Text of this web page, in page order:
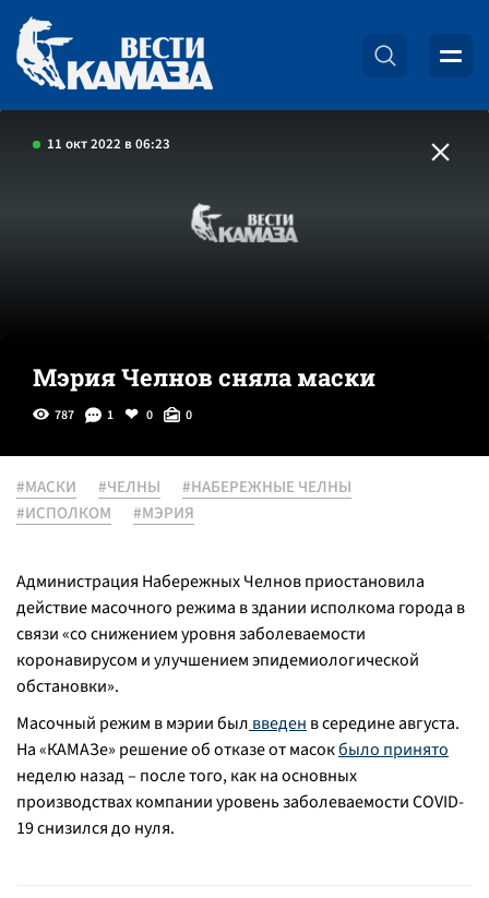
11 окт 2022 в 06:23
Мэрия Челнов сняла маски
787 1 0 0
#МАСКИ #ЧЕЛНЫ
#НАБЕРЕЖНЫЕ ЧЕЛНЫ
#ИСПОЛКОМ
#МЭРИЯ
Администрация Набережных Челнов приостановила
действие масочного режима в здании исполкома города в
связи «со снижением уровня заболеваемости
коронавирусом и улучшением эпидемиологической
обстановки».
Масочный режим в мэрии был введен в середине августа.
На «КАМАЗе» решение об отказе от масокбыло принято
неделю назад – после того, как на основных
производствах компании уровень заболеваемости COVID-
19 снизился до нуля.